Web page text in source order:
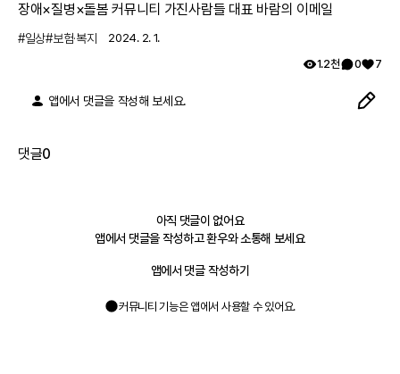
장애×질병×돌봄 커뮤니티 가진사람들 대표 바람의 이메일
#일상#보험·복지
2024. 2. 1.
1.2천
0 7
앱에서 댓글을 작성해 보세요.
댓글0
아직 댓글이 없어요
앱에서 댓글을 작성하고 환우와 소통해 보세요
앱에서 댓글 작성하기
커뮤니티 기능은 앱에서 사용할 수 있어요.